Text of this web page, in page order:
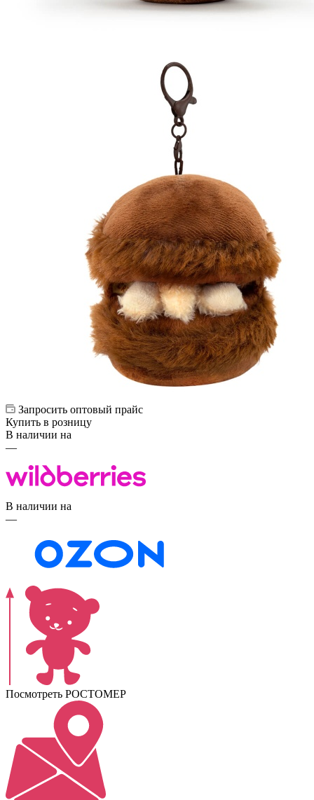
Запросить оптовый прайс
Купить в розницу
В наличии на
—
В наличии на
—
Посмотреть РОСТОМЕР